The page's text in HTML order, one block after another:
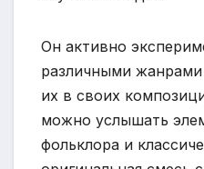
Он активно
различными
их в своих
можно услышать
фольклора и